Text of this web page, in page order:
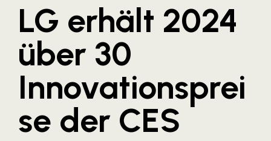
Meldungen
AKTUELLES
ALEX Krems
Amazon Web Services
LG erhält 2024
über 30
Innovationsprei
se der CES